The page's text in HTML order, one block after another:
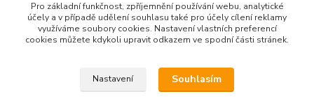
Příslušenství
Lahvování vína, medoviny a piva
Pro základní funkčnost, zpříjemnění používání webu, analytické
účely a v případě udělení souhlasu také pro účely cílení reklamy
využíváme soubory cookies. Nastavení vlastních preferencí
cookies můžete kdykoli upravit odkazem ve spodní části stránek.
Nastavení Souhlasím